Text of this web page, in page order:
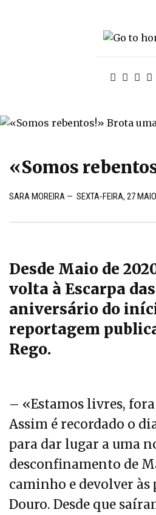
«Somos
SARA MOREIRA — SEXTA-FEIRA, 27
Desde Maio de
volta à Escarpa
aniversário do
reportagem
Rego.
– «Estamos livres,
Assim é recordado o
para dar lugar a uma
desconfinamento de
caminho e devolver às
Douro. Desde que